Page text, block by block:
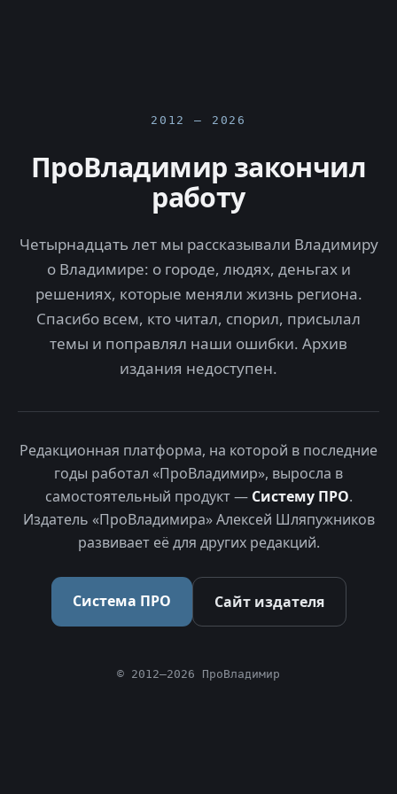
2012 — 2026
ПроВладимир закончил
работу
Четырнадцать лет мы рассказывали Владимиру
о Владимире: о городе, людях, деньгах и
решениях, которые меняли жизнь региона.
Спасибо всем, кто читал, спорил, присылал
темы и поправлял наши ошибки. Архив
издания недоступен.
Редакционная платформа, на которой в последние
годы работал «ПроВладимир», выросла в
самостоятельный продукт — Систему ПРО.
Издатель «ПроВладимира» Алексей Шляпужников
развивает её для других редакций.
Система ПРО Сайт издателя
© 2012–2026 ПроВладимир